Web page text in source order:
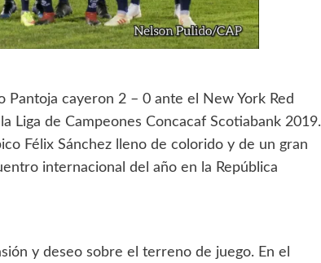
Pantoja cayeron 2 – 0 ante el New York Red
Liga de Campeones Concacaf Scotiabank 2019.
Félix Sánchez lleno de colorido y de un gran
internacional del año en la República
y deseo sobre el terreno de juego. En el